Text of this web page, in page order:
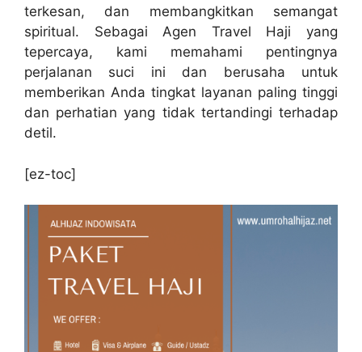
terkesan, dan membangkitkan semangat
spiritual. Sebagai Agen Travel Haji yang
tepercaya, kami memahami pentingnya
perjalanan suci ini dan berusaha untuk
memberikan Anda tingkat layanan paling tinggi
dan perhatian yang tidak tertandingi terhadap
detil.
[ez-toc]